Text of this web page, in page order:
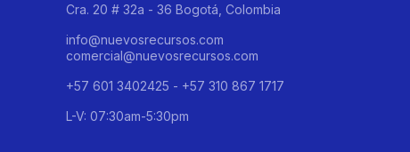
Cra. 20 # 32a - 36 Bogotá, Colombia
info@nuevosrecursos.com
comercial@nuevosrecursos.com
+57 601 3402425 - +57 310 867 1717
L-V: 07:30am-5:30pm